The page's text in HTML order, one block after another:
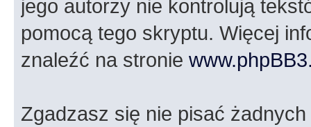
jego autorzy nie kontrolują
pomocą tego skryptu. Więcej
znaleźć na stronie
Zgadzasz się nie pisać